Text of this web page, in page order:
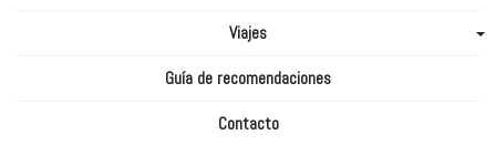
Viajes
Guía de recomendaciones
Contacto